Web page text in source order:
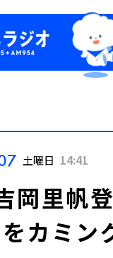
土曜日 14:41
岡里帆
カミン